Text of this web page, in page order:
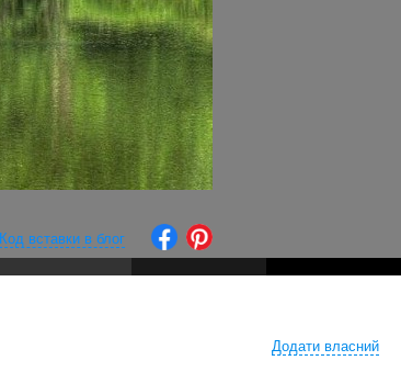
Код вставки в блог
Додати власний